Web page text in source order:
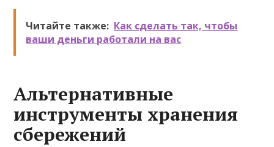
Читайте также: Как сделать так, чтобы
ваши деньги работали на вас
Альтернативные
инструменты хранения
сбережений